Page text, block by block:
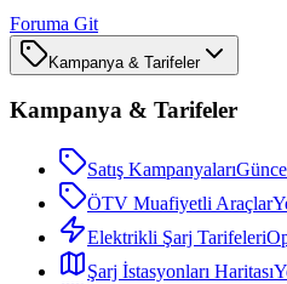
Foruma Git
Kampanya & Tarifeler
Kampanya & Tarifeler
Satış Kampanyaları
ÖTV Muafiyetli Araçlar
Elektrikli Şarj Tarifeleri
Şarj İstasyonları Haritası